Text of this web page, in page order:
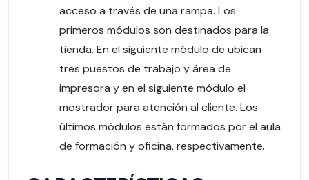
acceso a través de una rampa. Los
primeros módulos son destinados para la
tienda. En el siguiente módulo de ubican
tres puestos de trabajo y área de
impresora y en el siguiente módulo el
mostrador para atención al cliente. Los
últimos módulos están formados por el aula
de formación y oficina, respectivamente.